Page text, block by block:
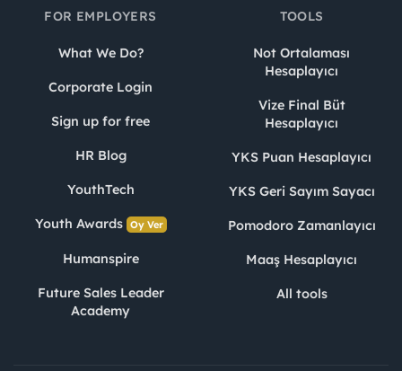
FOR EMPLOYERS
What We Do?
Corporate Login
Sign up for free
HR Blog
YouthTech
Youth Awards Oy Ver
Humanspire
Future Sales Leader
Academy
TOOLS
Not Ortalaması
Hesaplayıcı
Vize Final Büt
Hesaplayıcı
YKS Puan Hesaplayıcı
YKS Geri Sayım Sayacı
Pomodoro Zamanlayıcı
Maaş Hesaplayıcı
All tools